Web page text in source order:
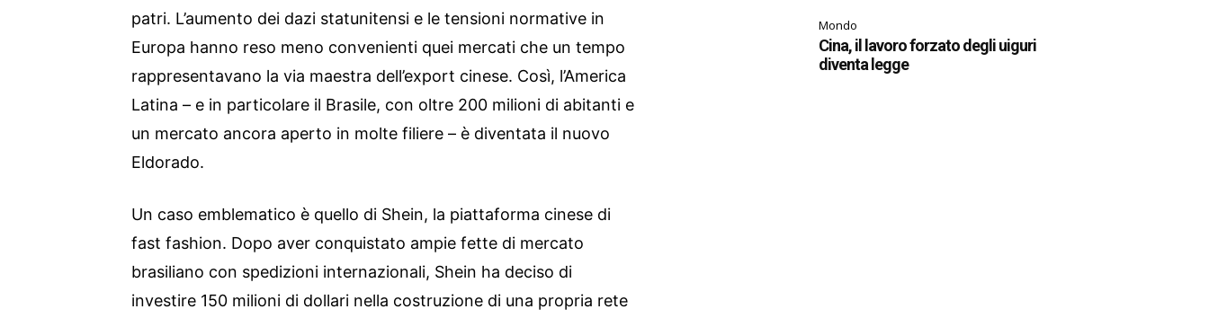
patri. L’aumento dei dazi statunitensi e le tensioni normative in
Europa hanno reso meno convenienti quei mercati che un tempo
rappresentavano la via maestra dell’export cinese. Così, l’America
Latina – e in particolare il Brasile, con oltre 200 milioni di abitanti e
un mercato ancora aperto in molte filiere – è diventata il nuovo
Eldorado.
Un caso emblematico è quello di Shein, la piattaforma cinese di
fast fashion. Dopo aver conquistato ampie fette di mercato
brasiliano con spedizioni internazionali, Shein ha deciso di
investire 150 milioni di dollari nella costruzione di una propria rete
Mondo
Cina, il lavoro forzato degli uiguri
diventa legge